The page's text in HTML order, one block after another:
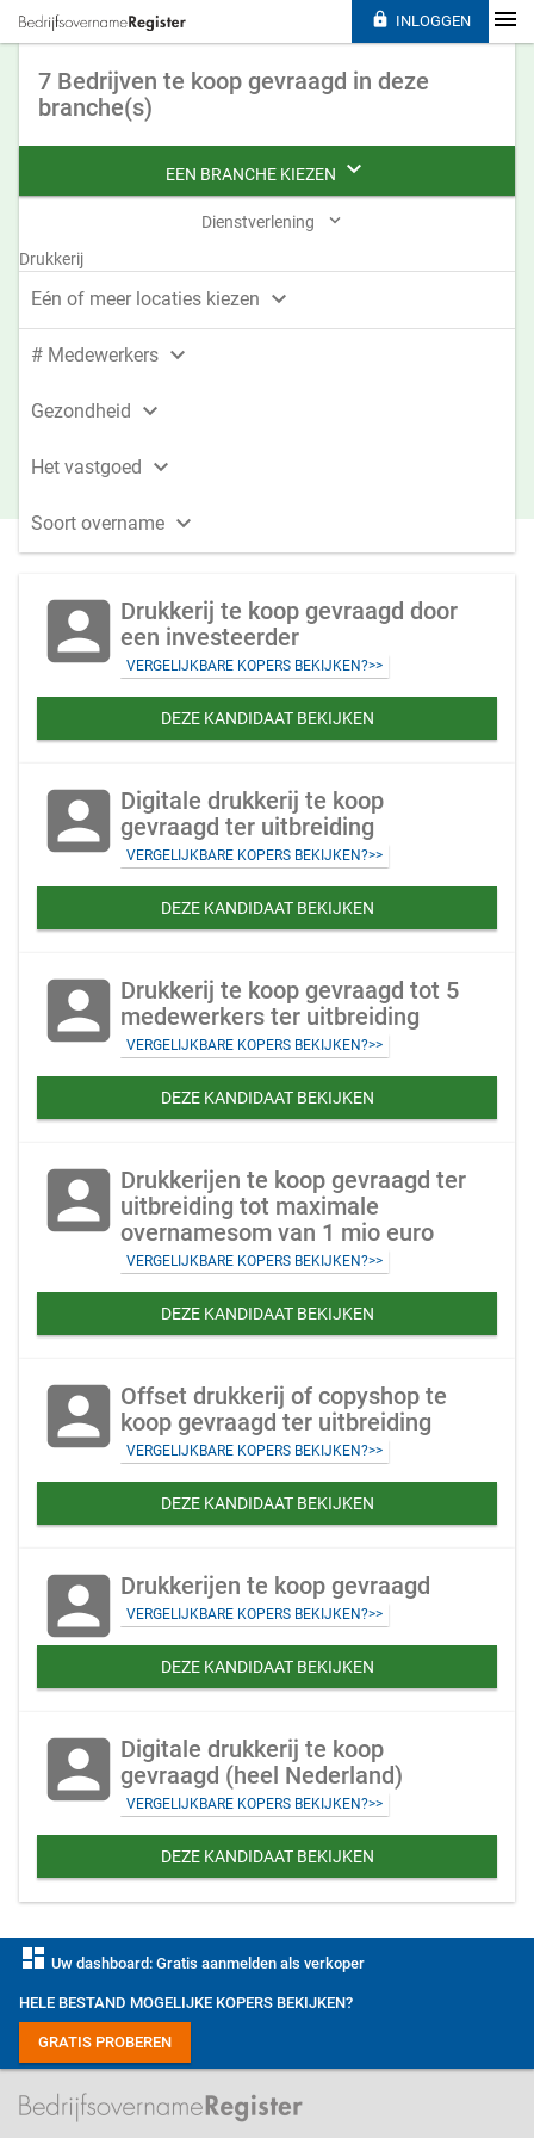
7 Bedrijven te koop gevraagd in deze
branche(s)
EEN BRANCHE KIEZEN 
Dienstverlening 
Drukkerij
Eén of meer locaties kiezen 
# Medewerkers 
Gezondheid 
Het vastgoed 
Soort overname 
account_box Drukkerij te koop gevraagd door
een investeerder
VERGELIJKBARE KOPERS BEKIJKEN?>>
DEZE KANDIDAAT BEKIJKEN
account_box Digitale drukkerij te koop
gevraagd ter uitbreiding
VERGELIJKBARE KOPERS BEKIJKEN?>>
DEZE KANDIDAAT BEKIJKEN
account_box Drukkerij te koop gevraagd tot 5
medewerkers ter uitbreiding
VERGELIJKBARE KOPERS BEKIJKEN?>>
DEZE KANDIDAAT BEKIJKEN
account_box Drukkerijen te koop gevraagd ter
uitbreiding tot maximale
overnamesom van 1 mio euro
VERGELIJKBARE KOPERS BEKIJKEN?>>
DEZE KANDIDAAT BEKIJKEN
account_box Offset drukkerij of copyshop te
koop gevraagd ter uitbreiding
VERGELIJKBARE KOPERS BEKIJKEN?>>
DEZE KANDIDAAT BEKIJKEN
account_box Drukkerijen te koop gevraagd
VERGELIJKBARE KOPERS BEKIJKEN?>>
DEZE KANDIDAAT BEKIJKEN
account_box Digitale drukkerij te koop
gevraagd (heel Nederland)
VERGELIJKBARE KOPERS BEKIJKEN?>>
DEZE KANDIDAAT BEKIJKEN
 INLOGGEN
dashboard Uw dashboard: Gratis aanmelden als verkoper
HELE BESTAND MOGELIJKE KOPERS BEKIJKEN?
GRATIS PROBEREN